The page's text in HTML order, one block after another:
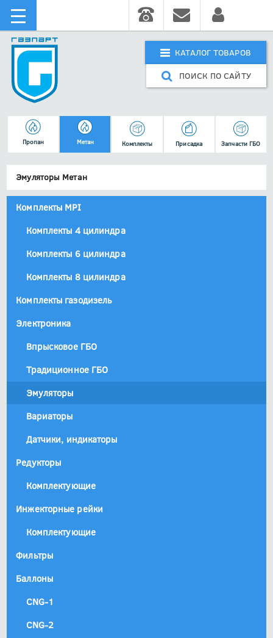
КАТАЛОГ ТОВАРОВ
ПОИСК ПО САЙТУ
Пропан Метан Комплекты Присадка Запчасти ГБО
Эмуляторы Метан
Комплекты MPI
Комплекты 4 цилиндра
Комплекты 6 цилиндра
Комплекты 8 цилиндра
Комплекты газодизель
Электроника
Впрысковое ГБО
Традиционное ГБО
Эмуляторы
Вариаторы
Датчики, индикаторы
Редукторы
Комплектующие
Инжекторные рейки
Комплектующие
Фильтры
Баллоны
CNG-1
CNG-2